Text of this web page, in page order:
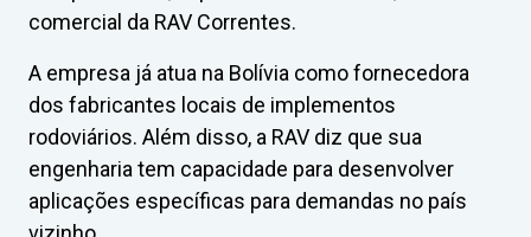
comercial da RAV Correntes.
A empresa já atua na Bolívia como fornecedora
dos fabricantes locais de implementos
rodoviários. Além disso, a RAV diz que sua
engenharia tem capacidade para desenvolver
aplicações específicas para demandas no país